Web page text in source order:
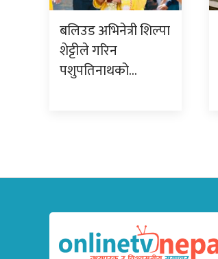
बलिउड अभिनेत्री शिल्पा
शेट्टीले गरिन
पशुपतिनाथको…